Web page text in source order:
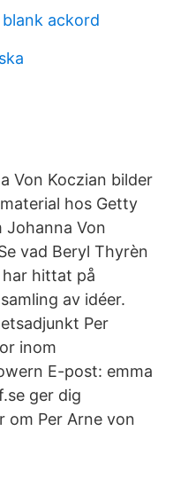
ackord
Von Koczian bilder
hos Getty
Johanna Von
vad Beryl Thyrèn
hittat på
av idéer.
Per
inom
E-post: emma
ger dig
Per Arne von